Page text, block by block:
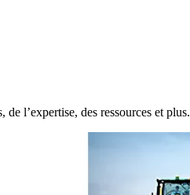
l’expertise, des ressources et plus.